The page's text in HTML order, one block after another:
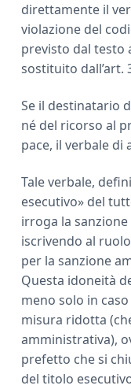
direttamente il
violazione del
previsto dal testo
sostituito dall’art.
Se il destinatario
né del ricorso al
pace, il verbale di
Tale verbale,
esecutivo» del
irroga la
iscrivendo al
per la sanzione
Questa idoneità
meno solo in
misura ridotta
amministrativa),
prefetto che si
del titolo